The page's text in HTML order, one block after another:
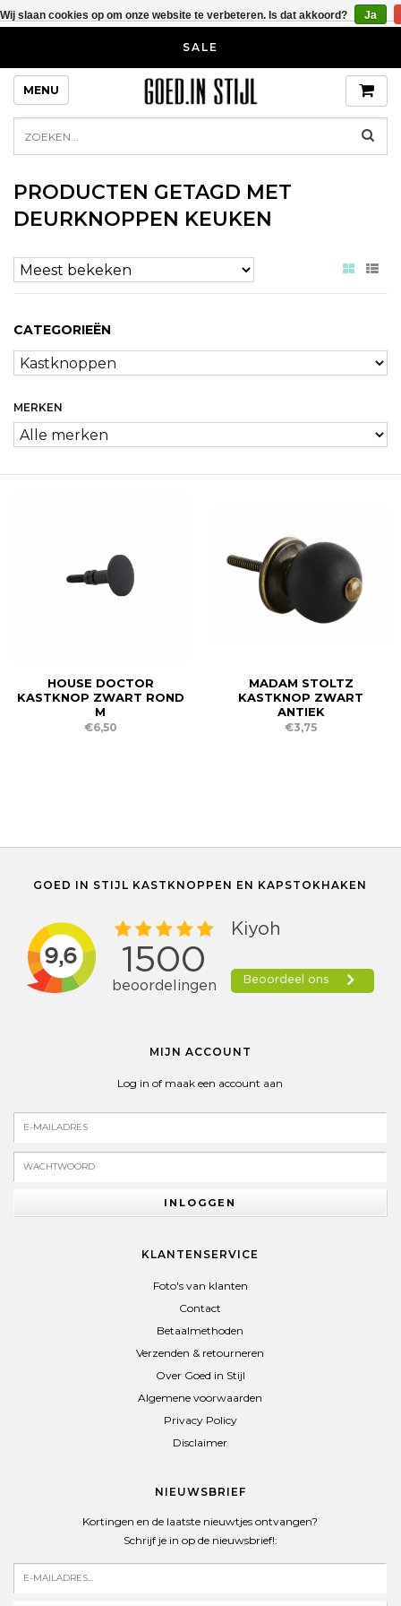
SALE
MENU
PRODUCTEN GETAGD MET
DEURKNOPPEN KEUKEN
CATEGORIEËN
MERKEN
HOUSE DOCTOR
KASTKNOP ZWART ROND
M
€6,50
MADAM STOLTZ
KASTKNOP ZWART
ANTIEK
€3,75
GOED IN STIJL KASTKNOPPEN EN KAPSTOKHAKEN
MIJN ACCOUNT
Log in of maak een account aan
INLOGGEN
KLANTENSERVICE
Foto's van klanten
Contact
Betaalmethoden
Verzenden & retourneren
Over Goed in Stijl
Algemene voorwaarden
Privacy Policy
Disclaimer
NIEUWSBRIEF
Kortingen en de laatste nieuwtjes ontvangen?
Schrijf je in op de nieuwsbrief!:
Wij slaan cookies op om onze website te verbeteren. Is dat akkoord? Ja